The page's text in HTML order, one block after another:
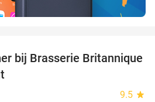
43%
bij Brasserie Britannique
9.5 star